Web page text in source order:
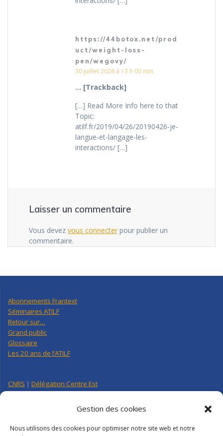
Gestion des cookies
Nous utilisons des cookies pour optimiser notre site web et notre
https://44botox.net/prod
uct/weight-loss-
pen/wegovy/
30 juillet 2026 à 13 h 00 min
… [Trackback]
[…] Read More Info here to that
Topic:
atilf.fr/2019/04/26/20190426-je-
langue-et-langage-les-
interactions/ […]
Laisser un commentaire
Vous devez vous connecterpour publier un
commentaire.
Abonnements Frantext
Séminaires ATILF
Retour sur…
Grand public
Glossaire
Les 20 ans de l’ATILF
CNRS | Délégation Centre Est
Université de Lorraine
CNRS Hebdo Centre-Est